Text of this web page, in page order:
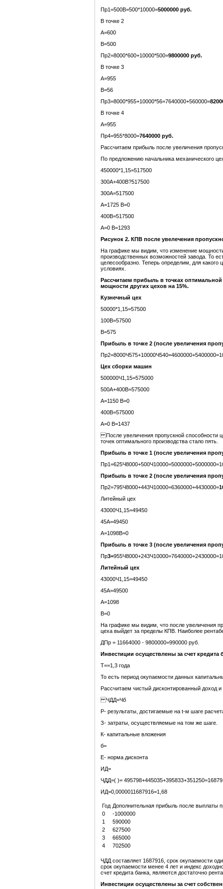
Пр1=500В=500*10000=5000000 руб.
В точке 2
А=600
В=500
Пр2=8000*600+10000*500=9800000 руб.
В точке 3
А=955
В=56
Пр3=8000*955+10000*56=7640000+560000=
В точке 4
А=955
Пр4=955*8000=7640000 руб.
Рассчитаем прибыль после увеличения
По предложению начальника механического
450000*1,15=517500
300А+400В?517500
300А=517500
А=1725 В=0
400В=517500
А=0 В=1293
Рисунок 2. КПВ после увелечения
На графике мы видим, что изменение
производственных возможностей завода. То
целесообразно. Теперь определим, для
условиях.
Рассчитаем прибыль в точках
мощности других цехов на 15%.
Кузнечный цех
50000*1,15=57500
100В=57500
В=575
Прибыль в точке 2 (после увеличения
Цех сборки машин
500000Ч1,15=575000
500А+400В=575000
А=1150 В=0
400В=575000
А=0 В=1437
После увеличения пропускной способности
точек оптимального производства стало пять.
Прибыль в точке 1 (после увеличения
Прибыль в точке 2 (после увеличения
Пр2=795Ч8000+443Ч10000=6360000+4430000=
Литейный цех
43000Ч1,15=49450
45А=49450
А=1098В=0
Прибыль в точке 3 (после увеличения
Пр3=
Литейный цех
43000Ч1,15=49450
45А=49500
А=1098
В=0
На графике мы видим, что после увеличения
цеха выйдет за пределы КПВ. Наиболее
ДПр = 11664000 - 9800000=990000 руб.
Инвестиции осуществлены за счет кредита
Т==1,3 года
То есть период окупаемости данных
Рассчитаем чистый дисконтированный доход и
ЧДД=Чб
Р- результаты, достигаемые на t-м шаге
З- затраты, осуществляемые на том же шаге.
К- капитальные вложения
б=
Е- норма дисконта
ИД=
ЧДД=( )=
ИД=0,0000011687916=1,68
Год Дополнительная прибыль после выплаты
0
-1000000
1
590000
2
627500
3
665000
4
702500
ЧДД составляет 1687916, срок окупаемости
срок окупаемости менее 4 лет и индекс
счет кредита банка, являются достаточно
Инвестиции осуществлены за счет